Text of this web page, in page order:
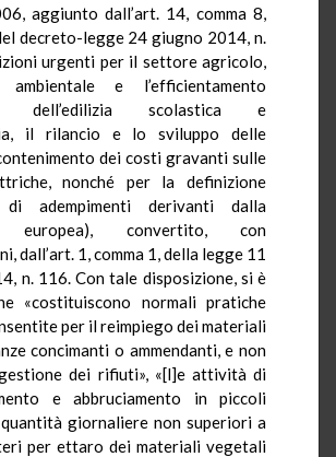
aggiunto dall’art. 14, comma 8,
decreto-legge 24 giugno 2014, n.
urgenti per il settore agricolo,
e l’efficientamento
dell’edilizia scolastica e
il rilancio e lo sviluppo delle
dei costi gravanti sulle
nonché per la definizione
di adempimenti derivanti dalla
europea), convertito, con
dall’art. 1, comma 1, della legge 11
n. 116. Con tale disposizione, si è
«costituiscono normali pratiche
per il reimpiego dei materiali
concimanti o ammendanti, e non
dei rifiuti», «[l]e attività di
e abbruciamento in piccoli
giornaliere non superiori a
per ettaro dei materiali vegetali